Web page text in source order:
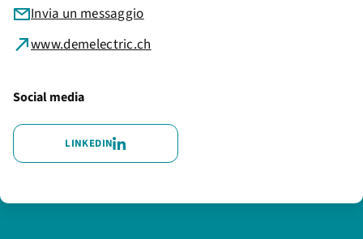
Invia un messaggio
www.demelectric.ch
Social media
LINKEDIN